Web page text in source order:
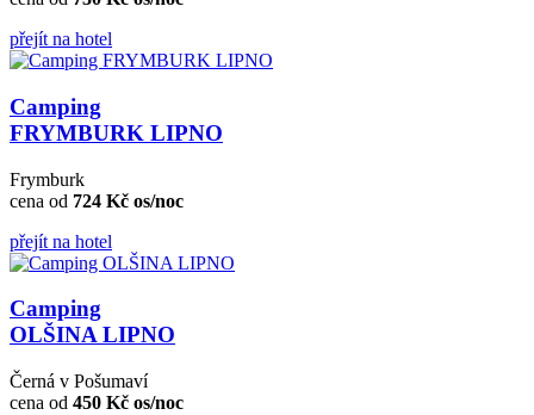
přejít na hotel
Camping
FRYMBURK LIPNO
Frymburk
cena od 724 Kč os/noc
přejít na hotel
Camping
OLŠINA LIPNO
Černá v Pošumaví
cena od 450 Kč os/noc